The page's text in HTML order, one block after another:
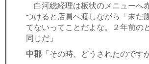
白河総経理は板状のメニューへ
つけると店員へ渡しながら「未だ
てないってことだよな。２年前の
同じだ」
中郡 「その時、どうされたのです